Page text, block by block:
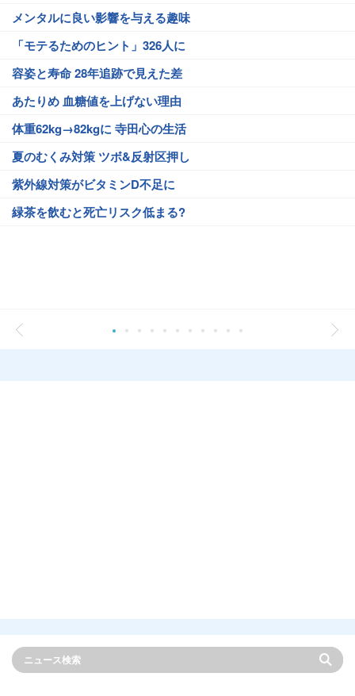
メンタルに良い影響を与える趣味
「モテるためのヒント」326人に
容姿と寿命 28年追跡で見えた差
あたりめ 血糖値を上げない理由
体重62kg→82kgに 寺田心の生活
夏のむくみ対策 ツボ&反射区押し
紫外線対策がビタミンD不足に
緑茶を飲むと死亡リスク低まる?